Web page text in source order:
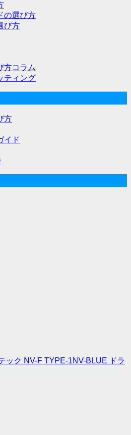
の選び方
び方
方コラム
ティング
方
イド
ック NV-F TYPE-1NV-BLUE ドラ